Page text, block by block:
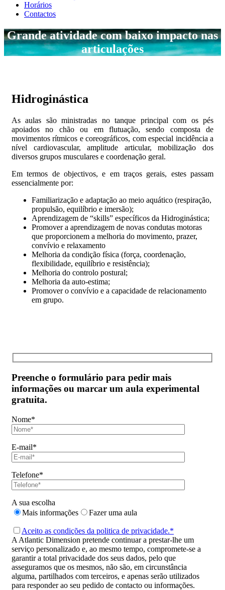
Horários
Contactos
Grande atividade com baixo impacto nas
articulações
Hidroginástica
As aulas são ministradas no tanque principal com os pés
apoiados no chão ou em flutuação, sendo composta de
movimentos rítmicos e coreográficos, com especial incidência a
nível cardiovascular, amplitude articular, mobilização dos
diversos grupos musculares e coordenação geral.
Em termos de objectivos, e em traços gerais, estes passam
essencialmente por:
Familiarização e adaptação ao meio aquático (respiração,
propulsão, equilíbrio e imersão);
Aprendizagem de “skills” específicos da Hidroginástica;
Promover a aprendizagem de novas condutas motoras
que proporcionem a melhoria do movimento, prazer,
convívio e relaxamento
Melhoria da condição física (força, coordenação,
flexibilidade, equilíbrio e resistência);
Melhoria do controlo postural;
Melhoria da auto-estima;
Promover o convívio e a capacidade de relacionamento
em grupo.
Preenche o formulário para pedir mais
informações ou marcar um aula experimental
gratuita.
Nome*
E-mail*
Telefone*
A sua escolha
Mais informações
Fazer uma aula
Aceito as condições da politica de privacidade.*
A Atlantic Dimension pretende continuar a prestar-lhe um
serviço personalizado e, ao mesmo tempo, compromete-se a
garantir a total privacidade dos seus dados, pelo que
asseguramos que os mesmos, não são, em circunstância
alguma, partilhados com terceiros, e apenas serão utilizados
para responder ao seu pedido de contacto ou informações.